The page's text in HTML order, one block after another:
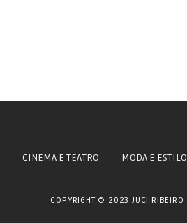
CINEMA E TEATRO MODA E ESTILO
COPYRIGHT © 2023 JUCI RIBEIRO